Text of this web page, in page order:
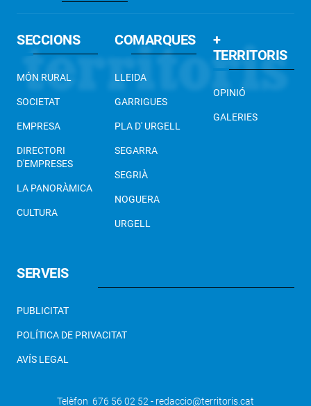
SECCIONS
MÓN RURAL
SOCIETAT
EMPRESA
DIRECTORI
D'EMPRESES
LA PANORÀMICA
CULTURA
COMARQUES
LLEIDA
GARRIGUES
PLA D' URGELL
SEGARRA
SEGRIÀ
NOGUERA
URGELL
+
TERRITORIS
OPINIÓ
GALERIES
SERVEIS
PUBLICITAT
POLÍTICA DE PRIVACITAT
AVÍS LEGAL
Telèfon 676 56 02 52 - redaccio@territoris.cat